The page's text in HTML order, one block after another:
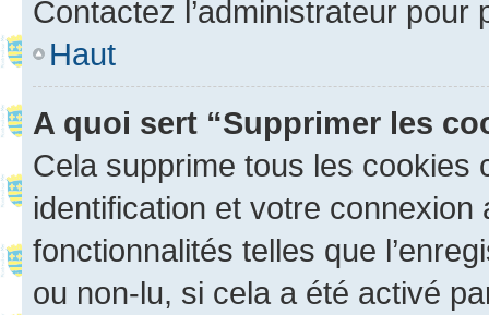
Contactez l’administrateur
Haut
A quoi sert “Supprimer les
Cela supprime tous les cookies
identification et votre
fonctionnalités telles que
ou non-lu, si cela a été activé